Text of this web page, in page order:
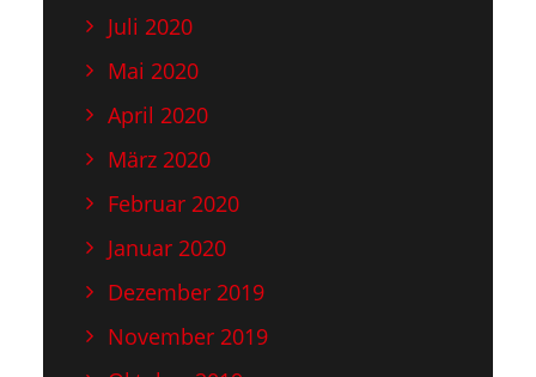
Juli 2020
Mai 2020
April 2020
März 2020
Februar 2020
Januar 2020
Dezember 2019
November 2019